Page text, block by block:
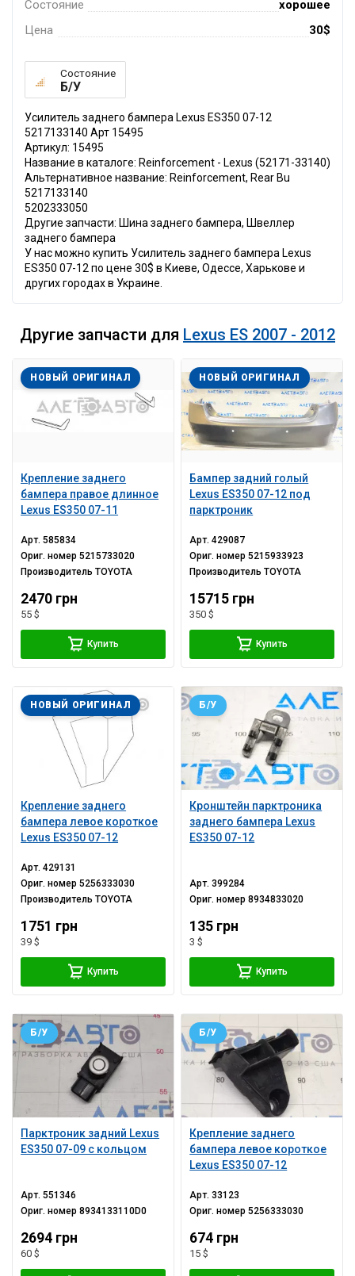
Состояние
хорошее
Цена
30$
Состояние
Б/У
Усилитель заднего бампера Lexus ES350 07-12
5217133140 Арт 15495
Артикул: 15495
Название в каталоге: Reinforcement - Lexus (52171-33140)
Альтернативное название: Reinforcement, Rear Bu
5217133140
5202333050
Другие запчасти: Шина заднего бампера, Швеллер
заднего бампера
У нас можно купить Усилитель заднего бампера Lexus
ES350 07-12 по цене 30$ в Киеве, Одессе, Харькове и
других городах в Украине.
Другие запчасти для Lexus ES 2007 - 2012
Крепление заднего
бампера правое длинное
Lexus ES350 07-11
НОВЫЙ ОРИГИНАЛ
Арт.585834
Ориг. номер5215733020
ПроизводительTOYOTA
2470 грн
55 $
Купить
Бампер задний голый
Lexus ES350 07-12 под
парктроник
НОВЫЙ ОРИГИНАЛ
Арт.429087
Ориг. номер5215933923
ПроизводительTOYOTA
15715 грн
350 $
Купить
Крепление заднего
бампера левое короткое
Lexus ES350 07-12
НОВЫЙ ОРИГИНАЛ
Арт.429131
Ориг. номер5256333030
ПроизводительTOYOTA
1751 грн
39 $
Купить
Кронштейн парктроника
заднего бампера Lexus
ES350 07-12
Б/У
Арт.399284
Ориг. номер8934833020
135 грн
3 $
Купить
Парктроник задний Lexus
ES350 07-09 с кольцом
Б/У
Арт.551346
Ориг. номер8934133110D0
2694 грн
60 $
Крепление заднего
бампера левое короткое
Lexus ES350 07-12
Б/У
Арт.33123
Ориг. номер5256333030
674 грн
15 $